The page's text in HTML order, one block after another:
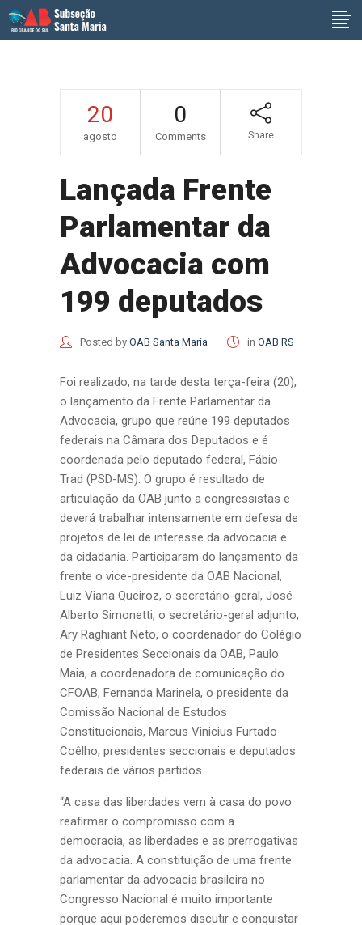
20
agosto
0
Comments Share
Lançada Frente
Parlamentar da
Advocacia com
199 deputados
Posted by OAB Santa Maria in OAB RS
Foi realizado, na tarde desta terça-feira (20),
o lançamento da Frente Parlamentar da
Advocacia, grupo que reúne 199 deputados
federais na Câmara dos Deputados e é
coordenada pelo deputado federal, Fábio
Trad (PSD-MS). O grupo é resultado de
articulação da OAB junto a congressistas e
deverá trabalhar intensamente em defesa de
projetos de lei de interesse da advocacia e
da cidadania. Participaram do lançamento da
frente o vice-presidente da OAB Nacional,
Luiz Viana Queiroz, o secretário-geral, José
Alberto Simonetti, o secretário-geral adjunto,
Ary Raghiant Neto, o coordenador do Colégio
de Presidentes Seccionais da OAB, Paulo
Maia, a coordenadora de comunicação do
CFOAB, Fernanda Marinela, o presidente da
Comissão Nacional de Estudos
Constitucionais, Marcus Vinicius Furtado
Coêlho, presidentes seccionais e deputados
federais de vários partidos.
“A casa das liberdades vem à casa do povo
reafirmar o compromisso com a
democracia, as liberdades e as prerrogativas
da advocacia. A constituição de uma frente
parlamentar da advocacia brasileira no
Congresso Nacional é muito importante
porque aqui poderemos discutir e conquistar